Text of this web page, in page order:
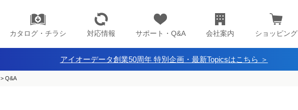
カタログ・チラシ 対応情報 サポート・Q&A 会社案内 ショッピング
アイオーデータ創業50周年 特別企画・最新Topicsはこちら ＞
> Q&A